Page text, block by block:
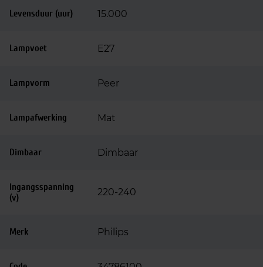
Levensduur (uur) 15.000
Lampvoet E27
Lampvorm Peer
Lampafwerking Mat
Dimbaar Dimbaar
Ingangsspanning
(v)
220-240
Merk Philips